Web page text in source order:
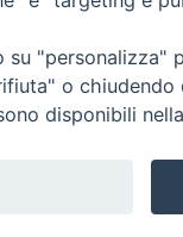
"personalizza"
o
disponibili nella